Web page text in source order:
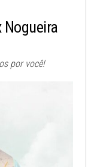
Nogueira
por você!